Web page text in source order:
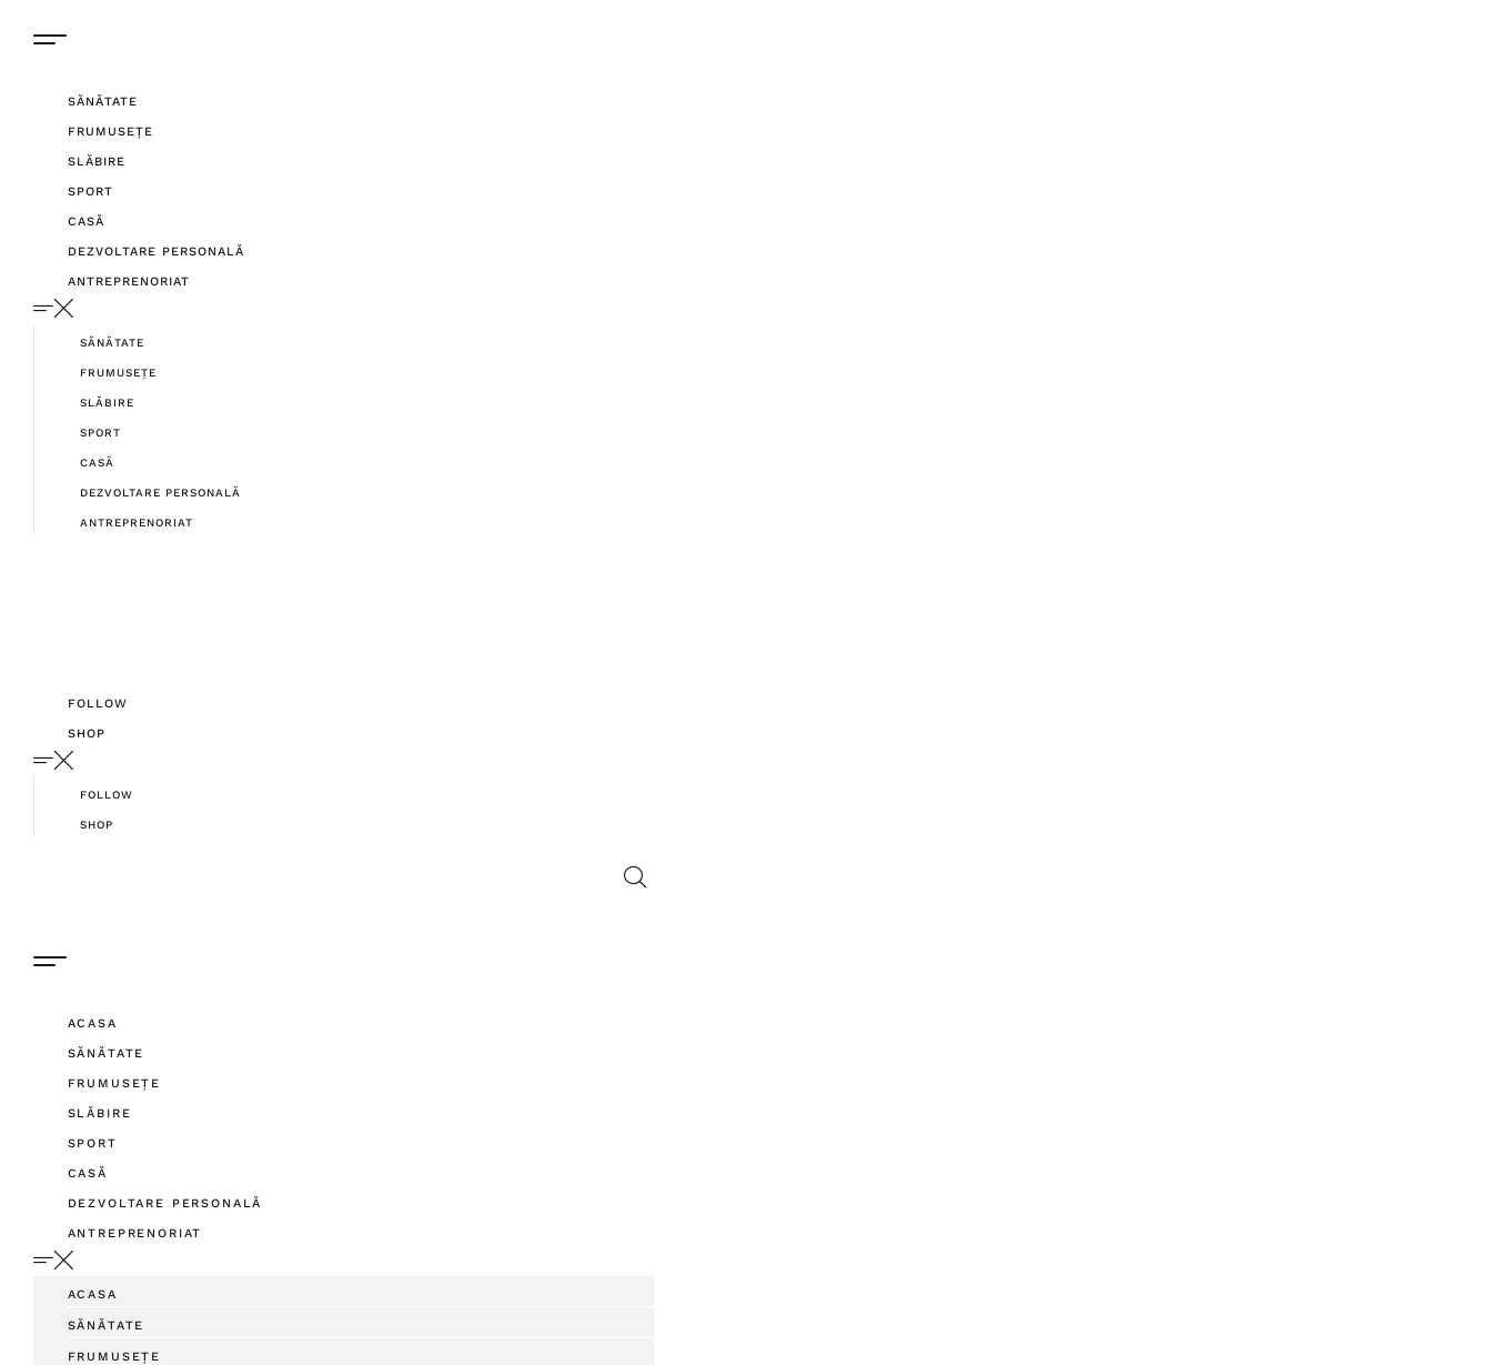
SĂNĂTATE
FRUMUSEȚE
SLĂBIRE
SPORT
CASĂ
DEZVOLTARE PERSONALĂ
ANTREPRENORIAT
SĂNĂTATE
FRUMUSEȚE
SLĂBIRE
SPORT
CASĂ
DEZVOLTARE PERSONALĂ
ANTREPRENORIAT
FOLLOW
SHOP
FOLLOW
SHOP
ACASA
SĂNĂTATE
FRUMUSEȚE
SLĂBIRE
SPORT
CASĂ
DEZVOLTARE PERSONALĂ
ANTREPRENORIAT
ACASA
SĂNĂTATE
FRUMUSEȚE